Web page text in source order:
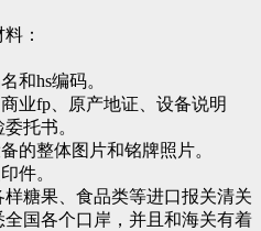
：
和hs编码。
业fp、原产地证、设备说明
托书。
的整体图片和铭牌照片。
件。
糖果、食品类等进口报关清关
国各个口岸，并且和海关有着